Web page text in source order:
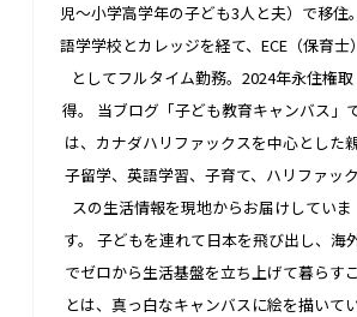
児〜小学高学年の子ども3人と夫）で移住。
語学学校とカレッジを経て、ECE（保育士）
としてフルタイム勤務。2024年永住権取
得。 当ブログ「子ども教育キャンバス」
は、カナダハリファックスを中心とした
子留学、英語学習、子育て、ハリファック
スの生活情報を現地からお届けしていま
す。 子どもを連れて日本を飛び出し、海
でゼロから生活基盤を立ち上げて暮らすこ
とは、真っ白なキャンバスに絵を描いて